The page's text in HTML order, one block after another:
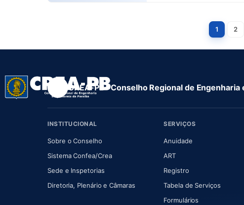
1 2
CREA-PB · Conselho Regional de
INSTITUCIONAL
Sobre o Conselho(abre em nova aba)
Sistema Confea/Crea(abre em nova aba)
Sede e Inspetorias
Diretoria, Plenário e Câmaras(abre em nova aba)
SERVIÇOS
Anuidade(abre em nova
ART(abre em nova aba)
Registro
Tabela de Serviços
Formulários